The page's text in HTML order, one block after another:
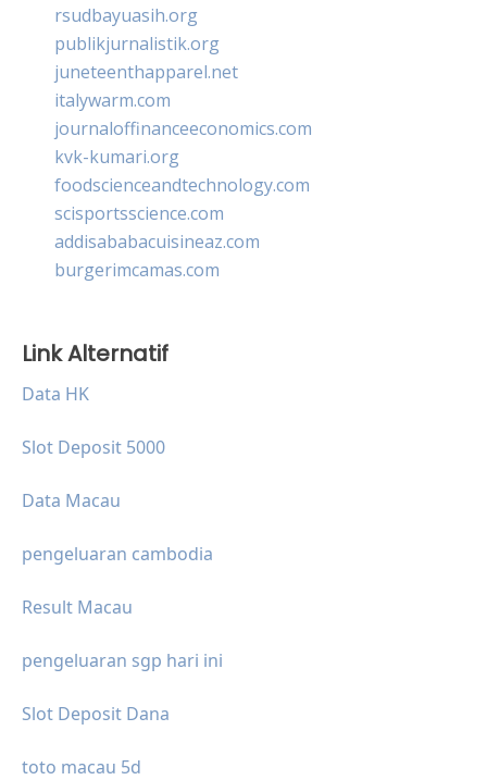
rsudbayuasih.org
publikjurnalistik.org
juneteenthapparel.net
italywarm.com
journaloffinanceeconomics.com
kvk-kumari.org
foodscienceandtechnology.com
scisportsscience.com
addisababacuisineaz.com
burgerimcamas.com
Link Alternatif
Data HK
Slot Deposit 5000
Data Macau
pengeluaran cambodia
Result Macau
pengeluaran sgp hari ini
Slot Deposit Dana
toto macau 5d